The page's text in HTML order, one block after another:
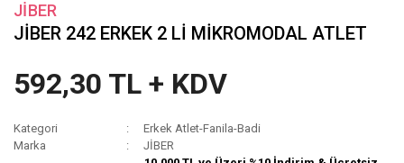
JİBER
JİBER 242 ERKEK 2 Lİ MİKROMODAL ATLET
592,30 TL + KDV
Kategori
Erkek Atlet-Fanila-Badi
Marka
JİBER